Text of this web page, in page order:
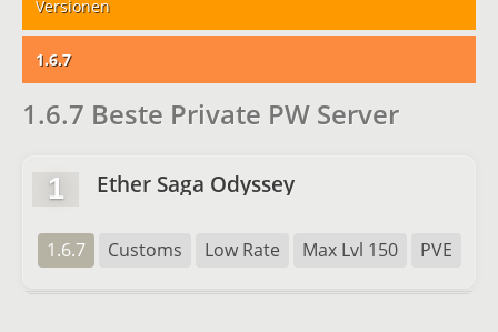
Versionen
1.6.7
1.6.7 Beste Private PW Server
1 Ether Saga Odyssey
1.6.7 Customs Low Rate Max Lvl 150 PVE